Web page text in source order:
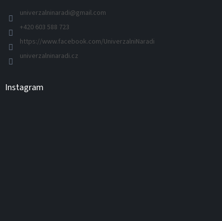
univerzalninaradi@gmail.com
+420 603 588 723
https://www.facebook.com/UniverzalniNaradi
univerzalninaradi.cz
Instagram